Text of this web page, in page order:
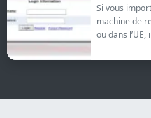
Si vous
machine de
ou dans